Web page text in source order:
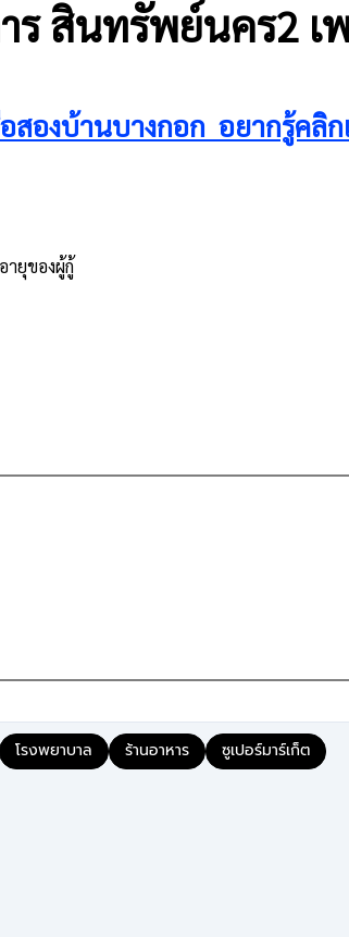
ร สินทรัพย์นคร2 เ
สองบ้านบางกอก อยากรู้คลิก
ยุของผู้กู้
รบินสัน
นบุรี
นพุทธมณฑลสาย3
โรงพยาบาล ร้านอาหาร ซูเปอร์มาร์เก็ต